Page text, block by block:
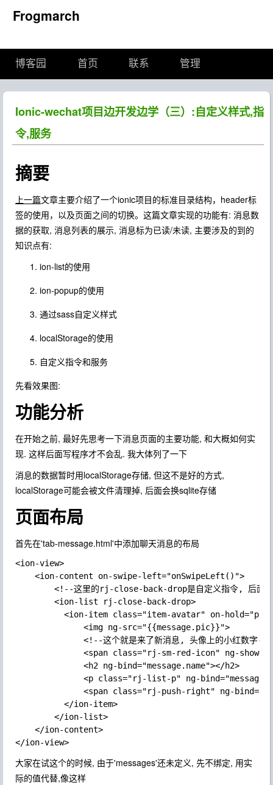
Frogmarch
博客园 首页 联系 管理
Ionic-wechat项目边开发边学（三）:自定义样式,指
令,服务
摘要
上一篇文章主要介绍了一个ionic项目的标准目录结构，header标
签的使用，以及页面之间的切换。这篇文章实现的功能有: 消息数
据的获取, 消息列表的展示, 消息标为已读/未读, 主要涉及的到的
知识点有:
ion-list的使用
ion-popup的使用
通过sass自定义样式
localStorage的使用
自定义指令和服务
先看效果图:
功能分析
在开始之前, 最好先思考一下消息页面的主要功能, 和大概如何实
现. 这样后面写程序才不会乱. 我大体列了一下
消息的数据暂时用localStorage存储, 但这不是好的方式,
localStorage可能会被文件清理掉, 后面会换sqlite存储
页面布局
首先在'tab-message.html'中添加聊天消息的布局
<ion-view>
    <ion-content on-swipe-left="onSwipeLeft()">
<!--这里的rj-close-back-drop是自定义指令, 后面
        <ion-list rj-close-back-drop>
<ion-item class="item-avatar" on-
              <img ng-src="{{message.pic}}">
              <!--这个就是来了新消息, 头像上的小红数字-->
<span class="rj-sm-red-icon" ng-
              <h2 ng-bind="message.name"></h2>
<p class="rj-list-p" ng-
<span class="rj-push-right" ng-
          </ion-item>
        </ion-list>
    </ion-content>
大家在试这个的时候, 由于'messages'还未定义, 先不绑定, 用实
际的值代替,像这样